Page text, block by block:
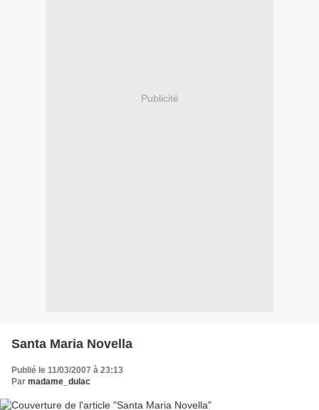
Publicité
Santa Maria Novella
Publié le 11/03/2007 à 23:13
Par madame_dulac